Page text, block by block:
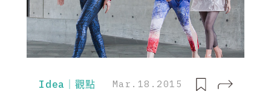
Idea｜觀點 Mar.18.2015